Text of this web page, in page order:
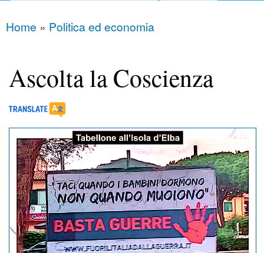
You are here
Home » Politica ed economia
Ascolta la Coscienza